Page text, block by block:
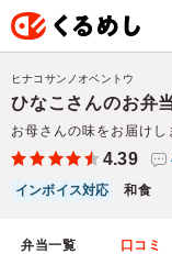
ひなこさんのお弁
お母さんの味をお届けし
ヒナコサンノオベントウ
4.39
インボイス対応
和食
弁当一覧 口コミ